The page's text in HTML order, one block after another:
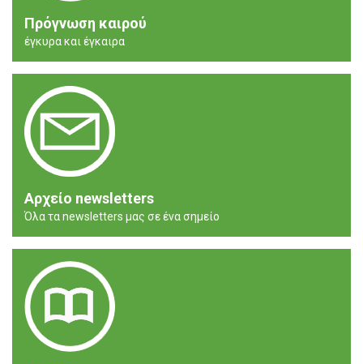
Πρόγνωση καιρού
έγκυρα και έγκαιρα
Αρχείο newsletters
Όλα τα newsletters μας σε ένα σημείο